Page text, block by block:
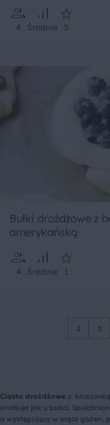
4 Średnie 5
Bułki drożdżowe z
amerykańską
4 Średnie 1
2 3
Ciasto drożdżowe z
smakuje jak u babci.
a występujący w mące gluten,